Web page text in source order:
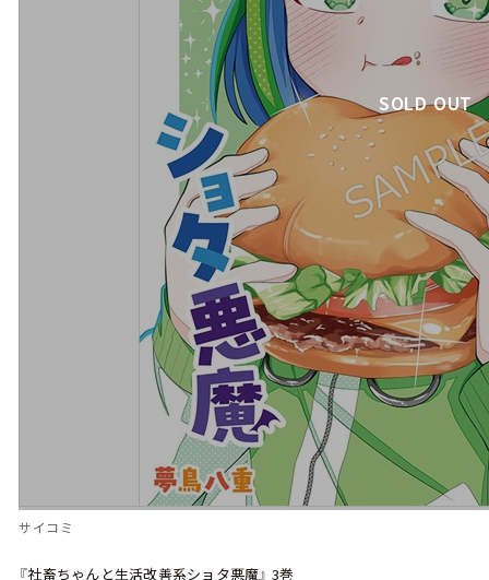
SOLD OUT
サイコミ
『社畜ちゃんと生活改善系ショタ悪魔』 3巻